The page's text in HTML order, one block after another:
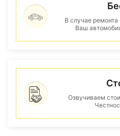
В случае
Ваш
Озвучиваем